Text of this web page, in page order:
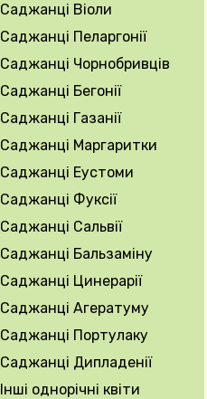
Саджанці Віоли
Саджанці Пеларгонії
Саджанці Чорнобривців
Саджанці Бегонії
Саджанці Газанії
Саджанці Маргаритки
Саджанці Еустоми
Саджанці Фуксії
Саджанці Сальвії
Саджанці Бальзаміну
Саджанці Цинерарії
Саджанці Агератуму
Саджанці Портулаку
Саджанці Дипладенії
Інші однорічні квіти